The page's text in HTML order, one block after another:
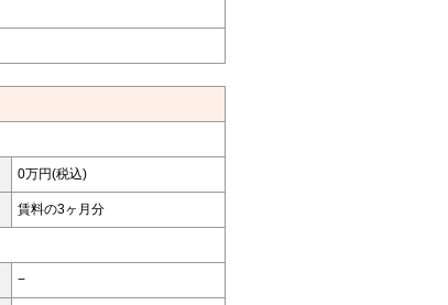
0万円(税込)
賃料の3ヶ月分
−